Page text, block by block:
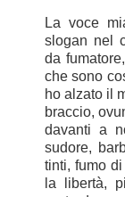
La voce
slogan nel
da
che sono
ho alzato il
braccio,
davanti a
sudore,
tinti, fumo
la libertà,